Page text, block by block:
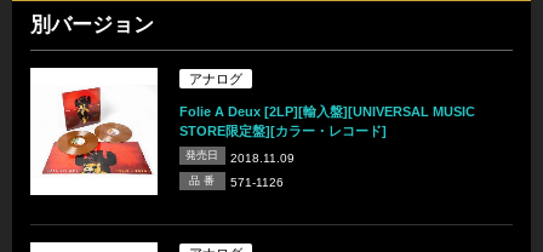
別バージョン
アナログ
Folie A Deux [2LP][輸入盤][UNIVERSAL MUSIC
STORE限定盤][カラー・レコード]
発売日 2018.11.09
品 番 571-1126